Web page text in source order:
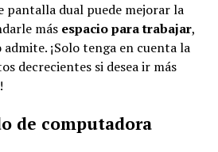
pantalla dual puede mejorar la
más espacio para trabajar,
¡Solo tenga en cuenta la
decrecientes si desea ir más
de computadora